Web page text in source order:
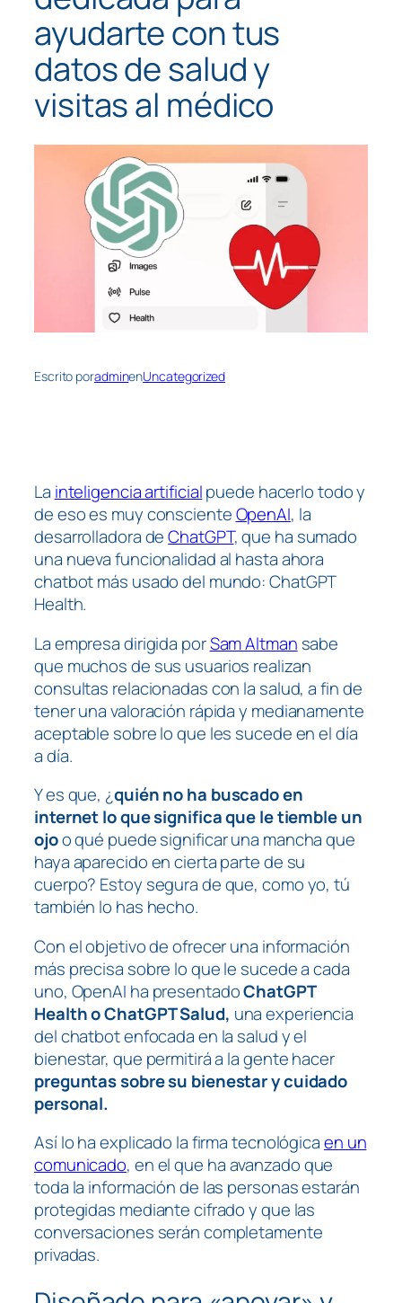
ayudarte con tus
datos de salud y
visitas al médico
Escrito poradminenUncategorized
La inteligencia artificialpuede hacerlo todo y
de eso es muy conscienteOpenAI, la
desarrolladora deChatGPT, que ha sumado
una nueva funcionalidad al hasta ahora
chatbot más usado del mundo: ChatGPT
Health.
La empresa dirigida porSam Altman sabe
que muchos de sus usuarios realizan
consultas relacionadas con la salud, a fin de
tener una valoración rápida y medianamente
aceptable sobre lo que les sucede en el día
a día.
Y es que, ¿quién no ha buscado en
internet lo que significa que le tiemble un
ojoo qué puede significar una mancha que
haya aparecido en cierta parte de su
cuerpo? Estoy segura de que, como yo, tú
también lo has hecho.
Con el objetivo de ofrecer una información
más precisa sobre lo que le sucede a cada
uno, OpenAI ha presentadoChatGPT
Health o ChatGPT Salud, una experiencia
del chatbot enfocada en la salud y el
bienestar, que permitirá a la gente hacer
preguntas sobre su bienestar y cuidado
personal.
Así lo ha explicado la firma tecnológicaen un
comunicado, en el que ha avanzado que
toda la información de las personas estarán
protegidas mediante cifrado y que las
conversaciones serán completamente
privadas.